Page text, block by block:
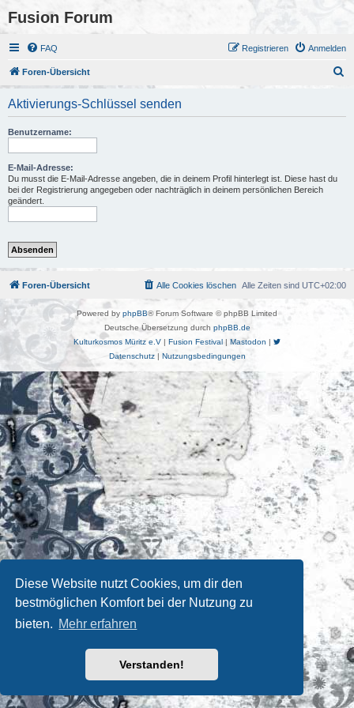
Diese Website nutzt Cookies, um dir den
bestmöglichen Komfort bei der Nutzung zu
bieten. Mehr erfahren
Verstanden!
Fusion Forum
FAQ Anmelden
Registrieren
Foren-Übersicht
Aktivierungs-Schlüssel senden
Benutzername:
E-Mail-Adresse:
Du musst die E-Mail-Adresse angeben, die in deinem Profil hinterlegt ist. Diese hast du
bei der Registrierung angegeben oder nachträglich in deinem persönlichen Bereich
geändert.
Foren-Übersicht Alle Zeiten sind UTC+02:00
Alle Cookies löschen
Powered by phpBB® Forum Software © phpBB Limited
Deutsche Übersetzung durch phpBB.de
Kulturkosmos Müritz e.V | Fusion Festival | Mastodon |
Datenschutz| Nutzungsbedingungen